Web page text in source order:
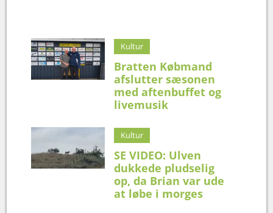
Kultur
Bratten Købmand
afslutter sæsonen
med aftenbuffet og
livemusik
Kultur
SE VIDEO: Ulven
dukkede pludselig
op, da Brian var ude
at løbe i morges